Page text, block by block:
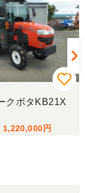
丁寧。配送ま
がとうござい
きます。
り安心です大
とうございま
クボタKB21X
1,220,000